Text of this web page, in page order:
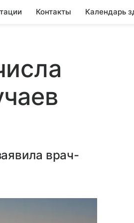
Контакты Календарь
врач-